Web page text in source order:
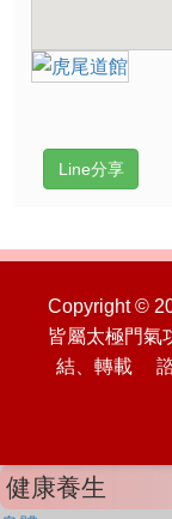
Line分享
Copyright ©
皆屬太極門氣
結、轉載 諮
健康養生